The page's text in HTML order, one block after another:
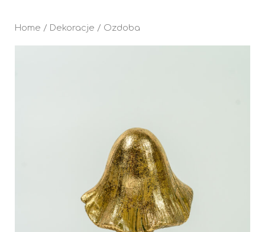
Home / Dekoracje / Ozdoba